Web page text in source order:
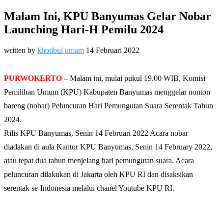
Malam Ini, KPU Banyumas Gelar Nobar
Launching Hari-H Pemilu 2024
written by khotibul umam 14 Februari 2022
PURWOKERTO –Malam ini, mulai pukul 19.00 WIB, Komisi
Pemilihan Umum (KPU) Kabupaten Banyumas menggelar nonton
bareng (nobar) Peluncuran Hari Pemungutan Suara Serentak Tahun
2024.
Rilis KPU Banyumas, Senin 14 Februari 2022 Acara nobar
diadakan di aula Kantor KPU Banyumas, Senin 14 February 2022,
atau tepat dua tahun menjelang hari pemungutan suara. Acara
peluncuran dilakukan di Jakarta oleh KPU RI dan disaksikan
serentak se-Indonesia melalui chanel Youtube KPU RI.